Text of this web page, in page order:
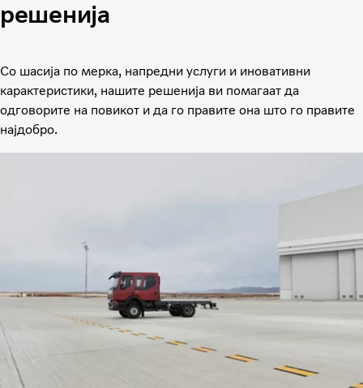
решенија
Со шасија по мерка, напредни услуги и иновативни
карактеристики, нашите решенија ви помагаат да
одговорите на повикот и да го правите она што го правите
најдобро.